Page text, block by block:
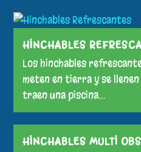
HINCHABLES
Los hinchables
meten en tierra y se
traen una piscina…
HINCHABLES MULTI